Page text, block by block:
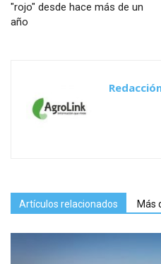
"rojo" desde hace más de un
año
Artículos relacionados Más